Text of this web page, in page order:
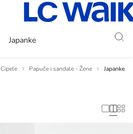
Japanke
Cipele Papuče i sandale - Žene Japanke